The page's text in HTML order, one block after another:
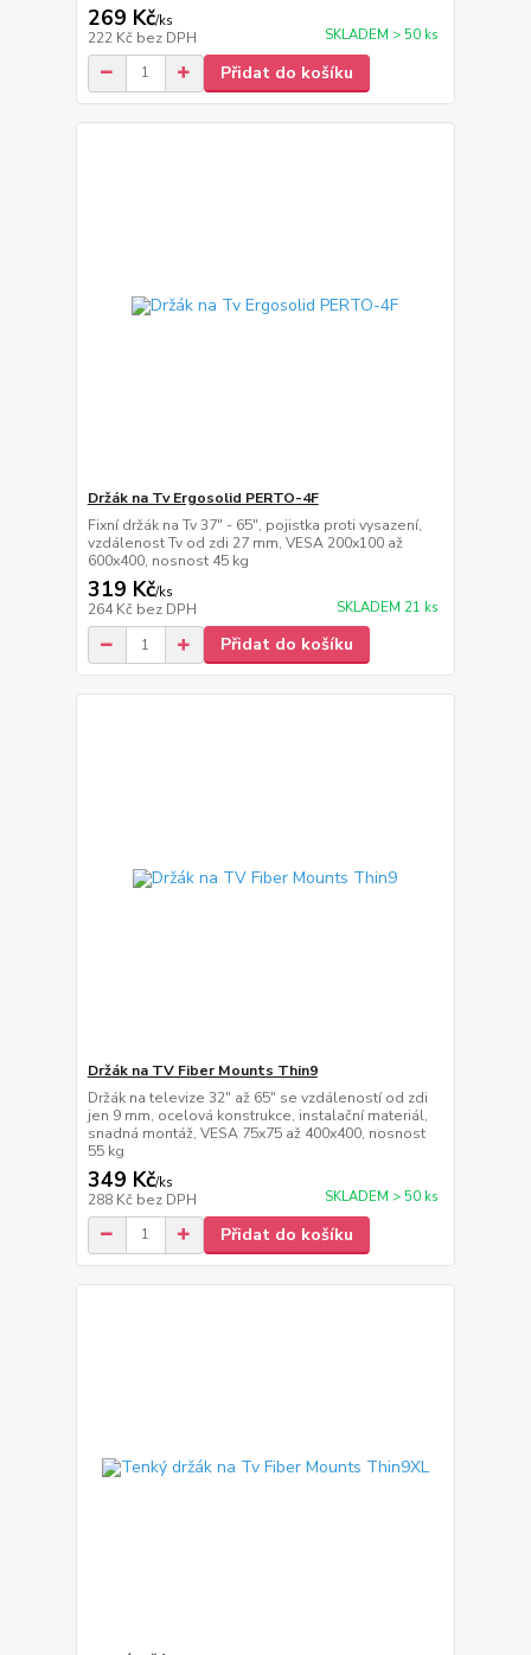
269 Kč/ks
222 Kč bez DPH SKLADEM > 50 ks
Přidat do košíku
Držák na Tv Ergosolid PERTO-4F
Fixní držák na Tv 37" - 65", pojistka proti vysazení,
vzdálenost Tv od zdi 27 mm, VESA 200x100 až
600x400, nosnost 45 kg
319 Kč/ks
264 Kč bez DPH SKLADEM 21 ks
Přidat do košíku
Držák na TV Fiber Mounts Thin9
Držák na televize 32" až 65" se vzdáleností od zdi
jen 9 mm, ocelová konstrukce, instalační materiál,
snadná montáž, VESA 75x75 až 400x400, nosnost
55 kg
349 Kč/ks
288 Kč bez DPH SKLADEM > 50 ks
Přidat do košíku